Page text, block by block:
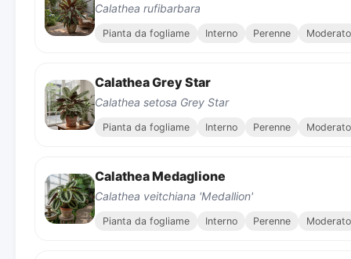
Calathea rufibarbara
Pianta da fogliame Interno Perenne Moderato
Calathea Grey Star
Calathea setosa Grey Star
Pianta da fogliame Interno Perenne Moderato
Calathea Medaglione
Calathea veitchiana 'Medallion'
Pianta da fogliame Interno Perenne Moderato